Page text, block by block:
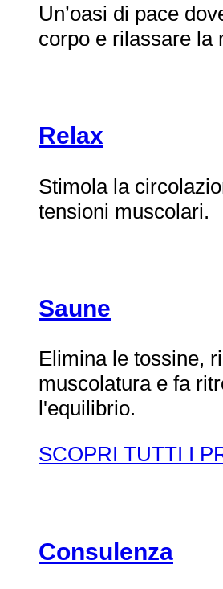
Un’oasi di pace
corpo e rilassare la
Relax
Stimola la
tensioni muscolari.
Saune
Elimina le tossine,
muscolatura e fa
l'equilibrio.
SCOPRI TUTTI I
Consulenza